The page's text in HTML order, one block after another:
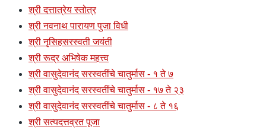
श्री दत्तात्रेय स्तोत्र
श्री नवनाथ पारायण पुजा विधी
श्री नृसिहसरस्वती जयंती
श्री रूद्र अभिषेक महत्त्व
श्री वासुदेवानंद सरस्वतींचे चातुर्मास - १ ते ७
श्री वासुदेवानंद सरस्वतींचे चातुर्मास - १७ ते २३
श्री वासुदेवानंद सरस्वतींचे चातुर्मास - ८ ते १६
श्री सत्यदत्तव्रत पूजा